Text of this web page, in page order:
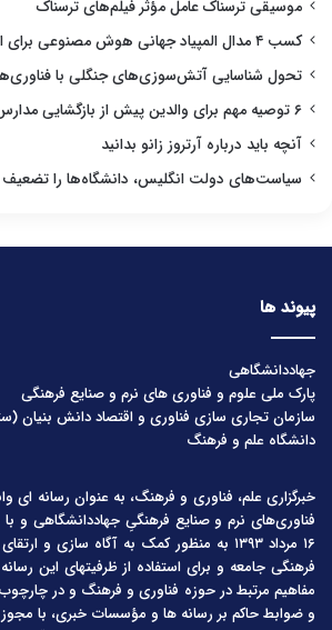
موسیقی ترسناک عامل مؤثر فیلم‌های ترسناک
کسب ۴ مدال المپیاد جهانی هوش مصنوعی برای ایران
تحول شناسایی آتش‌سوزی‌های جنگلی با
۶ توصیه مهم برای والدین پیش از بازگشایی مدارس
آنچه باید درباره آرتروز زانو بدانید
سیاست‌های دولت انگلیس، دانشگاه‌ها را تضعیف
پیوند ها
جهاددانشگاهی
پارک ملی علوم و فناوری های نرم و صنایع فرهنگی
سازمان تجاری سازی فناوری و اقتصاد دانش بنیان
دانشگاه علم و فرهنگ
خبرگزاری علم، فناوری و فرهنگ، به عنوان رسانه ای
فناوری‌های نرم و صنایع فرهنگیِ جهاددانشگاهی و با
۱۶ مرداد ۱۳۹۳ به منظور کمک به آگاه سازی و
فرهنگی جامعه و برای استفاده از ظرفیتهای این
مفاهیم مرتبط در حوزه فناوری و فرهنگ و در
و ضوابط حاکم بر رسانه ها و مؤسسات خبری، با